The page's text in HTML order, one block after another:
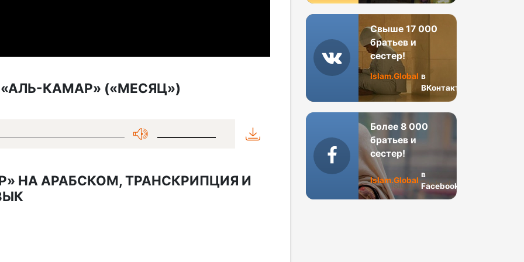
КАМАР» («МЕСЯЦ»)
НА АРАБСКОМ, ТРАНСКРИПЦИЯ И
Свыше 17 000
братьев и
сестер!
Islam.Global в
ВКонтакте
Более 8 000
братьев и
сестер!
Islam.Global
в
Facebook